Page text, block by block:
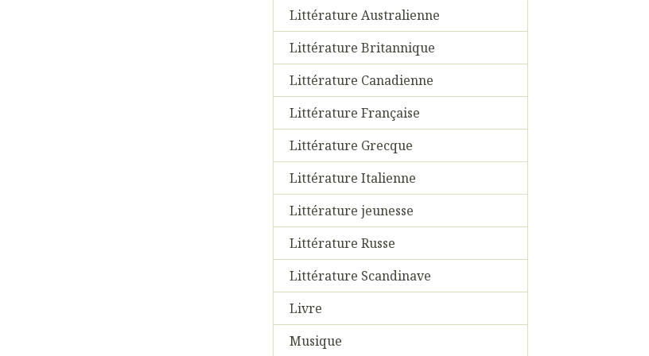
Littérature Australienne
Littérature Britannique
Littérature Canadienne
Littérature Française
Littérature Grecque
Littérature Italienne
Littérature jeunesse
Littérature Russe
Littérature Scandinave
Livre
Musique